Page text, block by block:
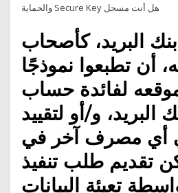
والحماية Secure Key هل أنت مسجل
البريد، كأصحاب
أن تطبعوا نموذجًا
لفائدة حساب
البريد، و/أو لتقييد
أي مصرف آخر في
تقديم طلب تنفيذ
تعبئة البيانات